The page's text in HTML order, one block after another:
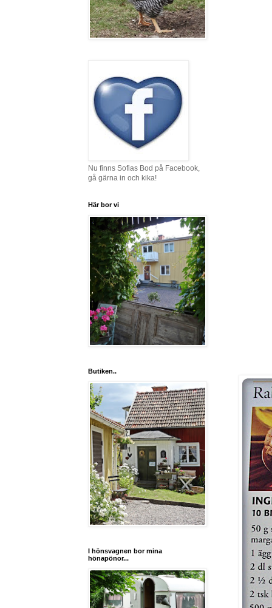
Nu finns Sofias Bod på Facebook,
gå gärna in och kika!
Här bor vi
Butiken..
I hönsvagnen bor mina
hönapönor...